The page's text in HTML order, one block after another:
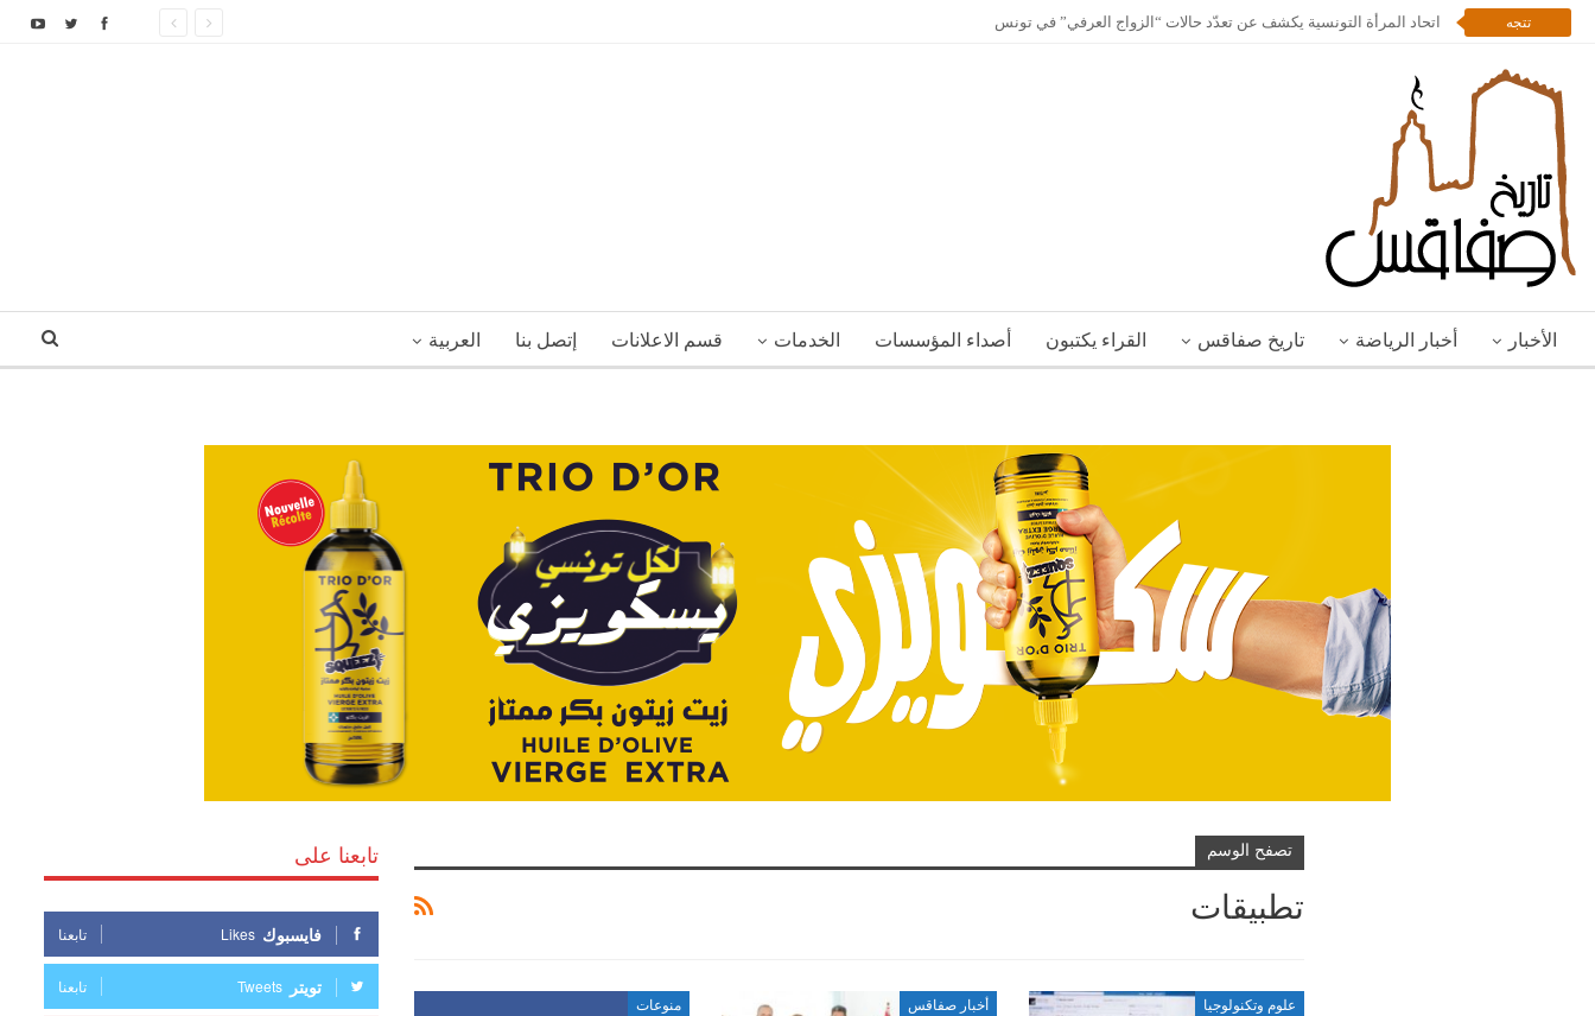
تتجه اتحاد المرأة التونسية يكشف عن تعدّد حالات “الزواج العرفي” في تونس
الأخبار أخبار الرياضة تاريخ صفاقس القراء يكتبون أصداء المؤسسات الخدمات قسم الاعلانات إتصل بنا العربية
تصفح الوسم
تطبيقات
علوم وتكنولوجيا أخبار صفاقس منوعات
تابعنا على
فايسبوك Likes تابعنا
تويتر Tweets تابعنا